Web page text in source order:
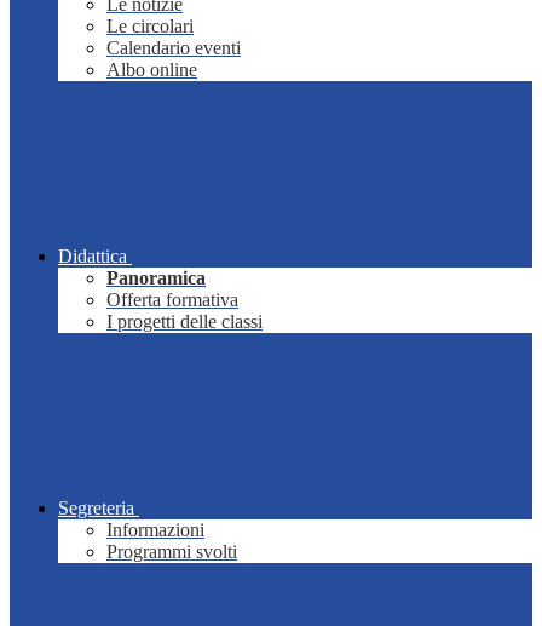
Le notizie
Le circolari
Calendario eventi
Albo online
Didattica
Panoramica
Offerta formativa
I progetti delle classi
Segreteria
Informazioni
Programmi svolti